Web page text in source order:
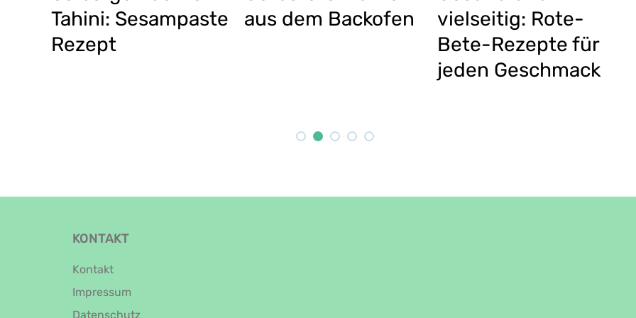
vielseitig: Rote-
Bete-Rezepte für
Kürbisrezept:
Pfannkuchen
Rezept: Street
Food
KONTAKT
Kontakt
Impressum
Datenschutz